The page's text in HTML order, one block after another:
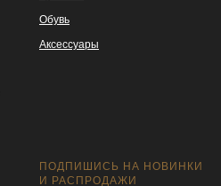
Обувь
Аксессуары
ПОДПИШИСЬ НА НОВИНКИ
И РАСПРОДАЖИ